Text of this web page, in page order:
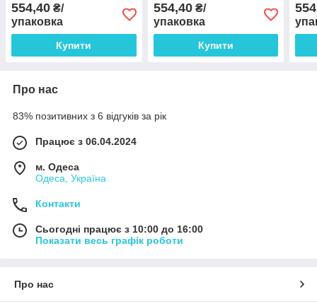
554,40 ₴/
упаковка
Купити
554,40₴/
упаковка
Купити
Про нас
83% позитивних з 6 відгуків за рік
Працює з 06.04.2024
м. Одеса
Одеса, Україна
Контакти
Сьогодні працює з 10:00 до 16:00
Показати весь графік роботи
Про нас